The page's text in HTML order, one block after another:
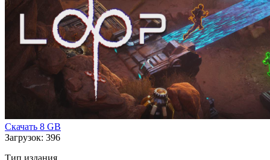
Скачать 8 GB
Загрузок: 396
Тип издания